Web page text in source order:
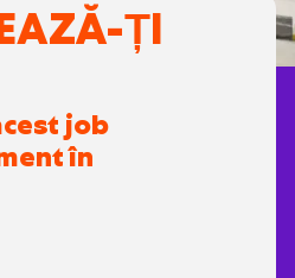
ȚI
job
în